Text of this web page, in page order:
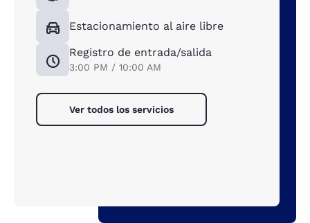
Estacionamiento al aire libre
Registro de entrada/salida
3:00 PM / 10:00 AM
Ver todos los servicios